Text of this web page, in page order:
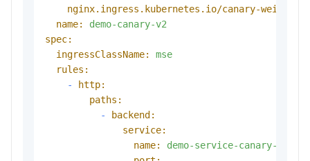
nginx.ingress.kubernetes.io/canary-weight:
name:
demo-canary-v2
spec:
ingressClassName:
mse
rules:
-
http:
paths:
-
backend:
service:
name:
demo-service-canary-v2